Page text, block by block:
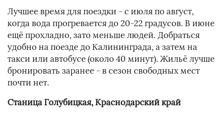
Лучшее время для поездки - с июля по август,
когда вода прогревается до 20-22 градусов. В июне
ещё прохладно, зато меньше людей. Добраться
удобно на поезде до Калининграда, а затем на
такси или автобусе (около 40 минут). Жильё лучше
бронировать заранее - в сезон свободных мест
почти нет.
Станица Голубицкая, Краснодарский край